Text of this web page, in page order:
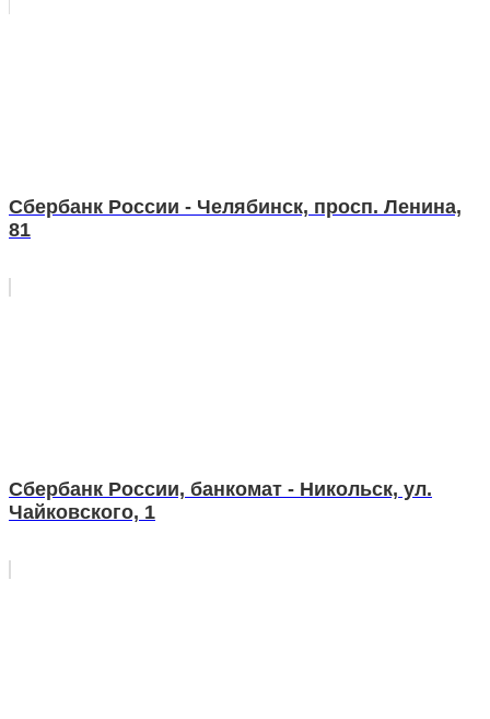
Сбербанк России - Челябинск, просп. Ленина,
81
Сбербанк России, банкомат - Никольск, ул.
Чайковского, 1